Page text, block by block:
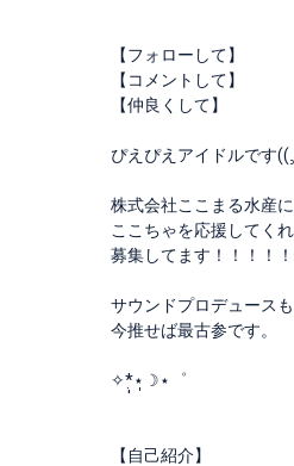
【フォローして】
【コメントして】
【仲良くして】
ぴえぴえアイドルです((꜆꜄
株式会社ここまる水産
ここちゃを応援してく
募集してます！！！！！
サウンドプロデュースも
今推せば最古参です。
✧*̣̩⋆̩☽⋆゜
【自己紹介】